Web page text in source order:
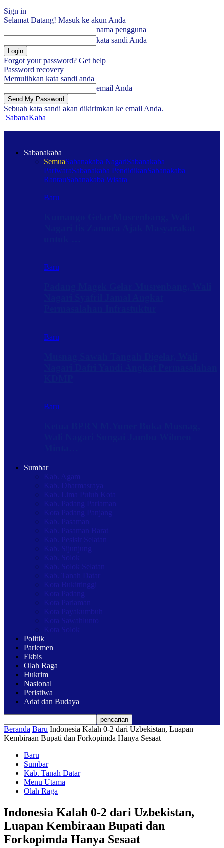
Sign in
Selamat Datang! Masuk ke akun Anda
nama pengguna
kata sandi Anda
Forgot your password? Get help
Password recovery
Memulihkan kata sandi anda
email Anda
Sebuah kata sandi akan dikirimkan ke email Anda.
SabanaKaba
Sabanakaba
SemuaSabanakaba NagariSabanakaba
PariwaraSabanakaba PendidikanSabanakaba
RantauSabanakaba Wisata
Baru
Baru
Baru
Baru
Sumbar
Kab. Agam
Kab. Dharmasraya
Kab. Lima Puluh Kota
Kab. Padang Pariaman
Kota Padang Panjang
Kab. Pasaman
Kab. Pasaman Barat
Kab. Pesisir Selatan
Kab. Sijunjung
Kab. Solok
Kab. Solok Selatan
Kab. Tanah Datar
Kota Bukittinggi
Kota Padang
Kota Pariaman
Kota Payakumbuh
Kota Sawahlunto
Kota Solok
Politik
Parlemen
Ekbis
Olah Raga
Hukrim
Nasional
Peristiwa
Adat dan Budaya
Beranda Baru Indonesia Kalah 0-2 dari Uzbekistan, Luapan
Kembiraan Bupati dan Forkopimda Hanya Sesaat
Baru
Sumbar
Kab. Tanah Datar
Menu Utama
Olah Raga
Indonesia Kalah 0-2 dari Uzbekistan,
Luapan Kembiraan Bupati dan
Forkopimda Hanya Sesaat